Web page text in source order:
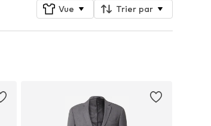
Vue Trier par